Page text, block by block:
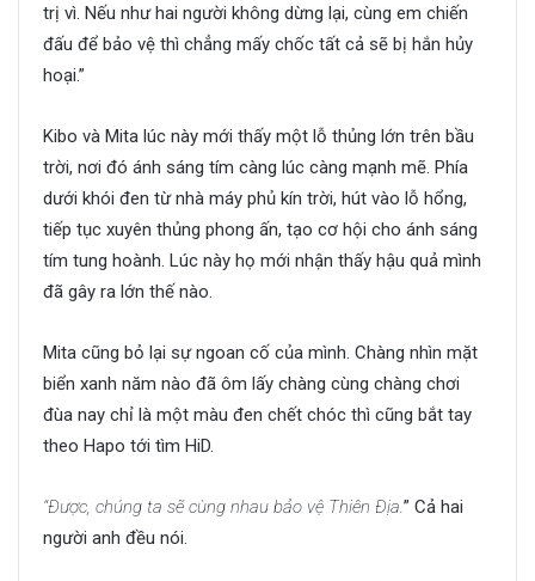
trị vì. Nếu như hai người không dừng lại, cùng em chiến
đấu để bảo vệ thì chẳng mấy chốc tất cả sẽ bị hắn hủy
hoại.”
Kibo và Mita lúc này mới thấy một lỗ thủng lớn trên bầu
trời, nơi đó ánh sáng tím càng lúc càng mạnh mẽ. Phía
dưới khói đen từ nhà máy phủ kín trời, hút vào lỗ hổng,
tiếp tục xuyên thủng phong ấn, tạo cơ hội cho ánh sáng
tím tung hoành. Lúc này họ mới nhận thấy hậu quả mình
đã gây ra lớn thế nào.
Mita cũng bỏ lại sự ngoan cố của mình. Chàng nhìn mặt
biển xanh năm nào đã ôm lấy chàng cùng chàng chơi
đùa nay chỉ là một màu đen chết chóc thì cũng bắt tay
theo Hapo tới tìm HiD.
“Được, chúng ta sẽ cùng nhau bảo vệ Thiên Địa.” Cả hai
người anh đều nói.